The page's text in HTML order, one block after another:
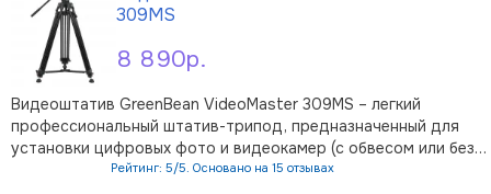
8 890р.
309MS
Видеоштатив GreenBean VideoMaster 309MS – легкий
профессиональный штатив-трипод, предназначенный для
установки цифровых фото и видеокамер (с обвесом или без
него) суммарным весом до 8 кг. Максимальная высота
Рейтинг: 5/5. Основано на 15 отзывах